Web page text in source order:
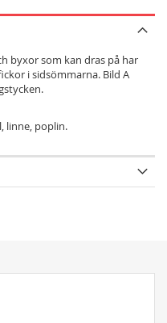
byxor som kan dras på har
i sidsömmarna. Bild A
linne, poplin.